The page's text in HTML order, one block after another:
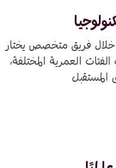
فريق متخصص يختار
العمرية المختلفة،